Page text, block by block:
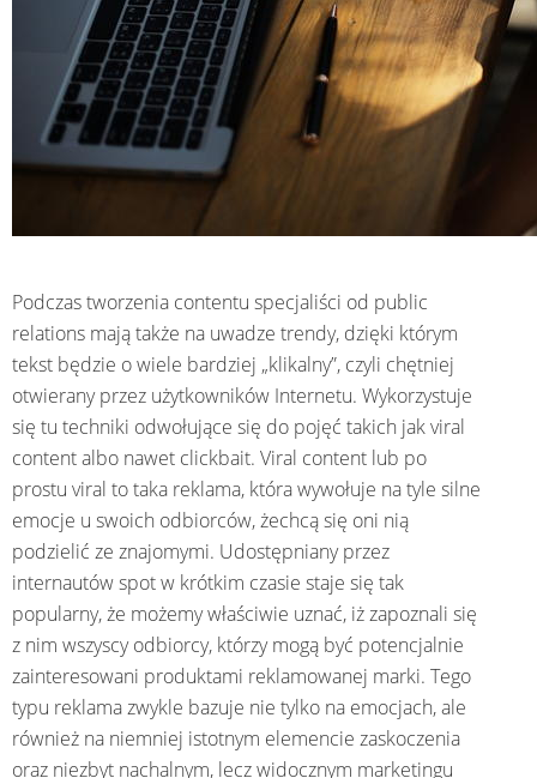
Podczas tworzenia contentu specjaliści od public
relations mają także na uwadze trendy, dzięki którym
tekst będzie o wiele bardziej „klikalny”, czyli chętniej
otwierany przez użytkowników Internetu. Wykorzystuje
się tu techniki odwołujące się do pojęć takich jak viral
content albo nawet clickbait. Viral content lub po
prostu viral to taka reklama, która wywołuje na tyle silne
emocje u swoich odbiorców, żechcą się oni nią
podzielić ze znajomymi. Udostępniany przez
internautów spot w krótkim czasie staje się tak
popularny, że możemy właściwie uznać, iż zapoznali się
z nim wszyscy odbiorcy, którzy mogą być potencjalnie
zainteresowani produktami reklamowanej marki. Tego
typu reklama zwykle bazuje nie tylko na emocjach, ale
również na niemniej istotnym elemencie zaskoczenia
oraz niezbyt nachalnym, lecz widocznym marketingu